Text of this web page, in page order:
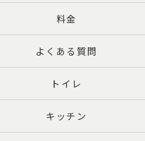
料金
よくある質問
トイレ
キッチン